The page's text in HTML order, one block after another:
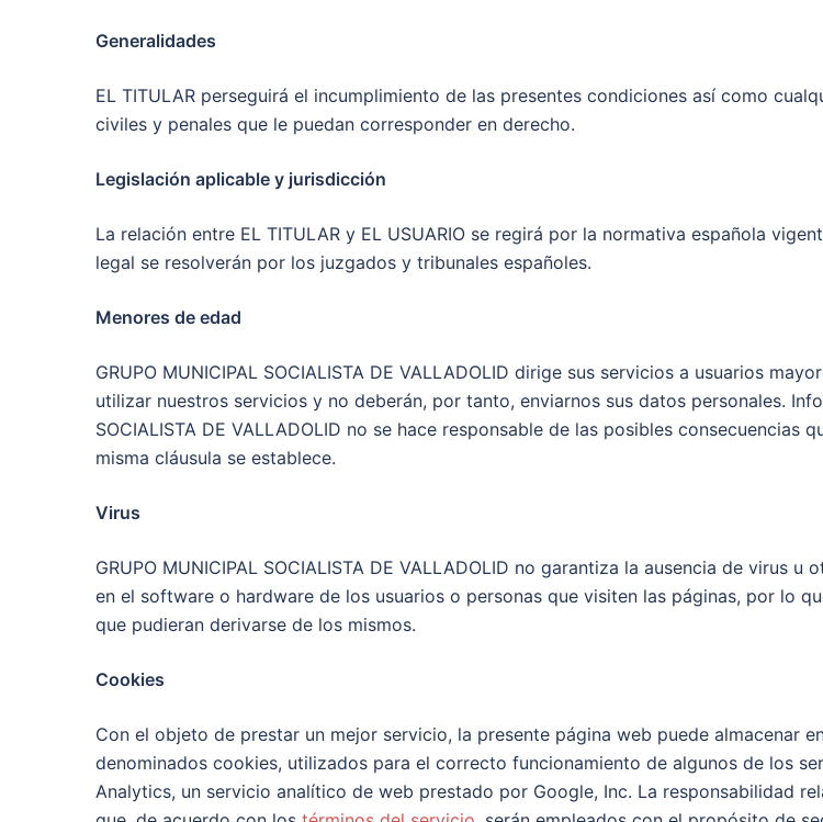
Generalidades
EL TITULAR perseguirá el incumplimiento de las presentes condiciones así como
civiles y penales que le puedan corresponder en derecho.
Legislación aplicable y jurisdicción
La relación entre EL TITULAR y EL USUARIO se regirá por la normativa española
legal se resolverán por los juzgados y tribunales españoles.
Menores de edad
GRUPO MUNICIPAL SOCIALISTA DE VALLADOLID dirige sus servicios a usuarios
utilizar nuestros servicios y no deberán, por tanto, enviarnos sus datos personales.
SOCIALISTA DE VALLADOLID no se hace responsable de las posibles
misma cláusula se establece.
Virus
GRUPO MUNICIPAL SOCIALISTA DE VALLADOLID no garantiza la ausencia de virus
en el software o hardware de los usuarios o personas que visiten las páginas, por lo
que pudieran derivarse de los mismos.
Cookies
Con el objeto de prestar un mejor servicio, la presente página web puede almacenar
denominados cookies, utilizados para el correcto funcionamiento de algunos de los
Analytics, un servicio analítico de web prestado por Google, Inc. La responsabilidad